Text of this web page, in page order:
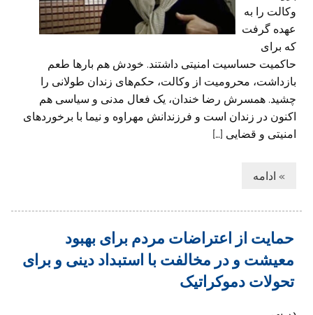
وکالت را به
عهده گرفت
که برای
حاکمیت حساسیت امنیتی داشتند. خودش هم بارها طعم
بازداشت، محرومیت از وکالت، حکم‌های زندان طولانی را
چشید. همسرش رضا خندان، یک فعال مدنی و سیاسی هم
اکنون در زندان است و فرزندانش مهراوه و نیما با برخوردهای
امنیتی و قضایی […]
» ادامه
حمایت از اعتراضات مردم برای بهبود
معیشت و در مخالفت با استبداد دینی و برای
تحولات دموکراتیک